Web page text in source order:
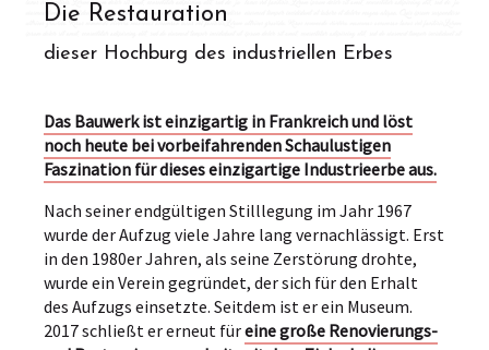
Die Restauration
dieser Hochburg des industriellen Erbes
Das Bauwerk ist einzigartig in Frankreich und löst
noch heute bei vorbeifahrenden Schaulustigen
Faszination für dieses einzigartige Industrieerbe aus.
Nach seiner endgültigen Stilllegung im Jahr 1967
wurde der Aufzug viele Jahre lang vernachlässigt. Erst
in den 1980er Jahren, als seine Zerstörung drohte,
wurde ein Verein gegründet, der sich für den Erhalt
des Aufzugs einsetzte. Seitdem ist er ein Museum.
2017 schließt er erneut füreine große Renovierungs-